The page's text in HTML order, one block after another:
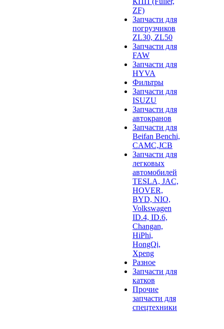
ZF)
Запчасти для
погрузчиков
ZL30, ZL50
Запчасти для
FAW
Запчасти для
HYVA
Фильтры
Запчасти для
ISUZU
Запчасти для
автокранов
Запчасти для
Beifan Benchi,
CAMC,JCB
Запчасти для
легковых
автомобилей
TESLA, JAC,
HOVER,
BYD, NIO,
Volkswagen
ID.4, ID.6,
Changan,
HiPhi,
HongQi,
Xpeng
Разное
Запчасти для
катков
Прочие
запчасти для
спецтехники